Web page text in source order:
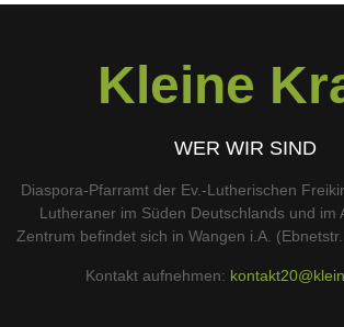
Kleine
WER WIR SIND
Diaspora-Pfarramt der Ev.-Lutherischen
Lutheraner im Süden Deutschlands und im
Zentrum befindet sich in Wangen i.A.
Kontakt aufnehmen: